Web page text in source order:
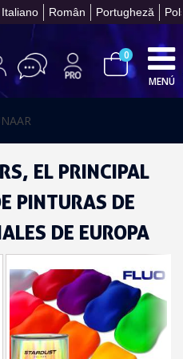
Italiano Român Portugheză
Obtenga su presupuesto
Entrega en un
Paga en 4 plazos sin
Comparte tus
Gana puntos de
Devuelve los
0
MENÚ
EL PRINCIPAL
PINTURAS DE
DE EUROPA